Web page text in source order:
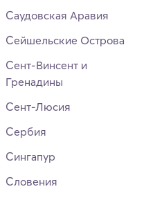
Саудовская Аравия
Сейшельские Острова
Сент-Винсент и
Гренадины
Сент-Люсия
Сербия
Сингапур
Словения